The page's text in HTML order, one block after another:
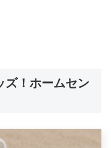
ズ！ホームセン